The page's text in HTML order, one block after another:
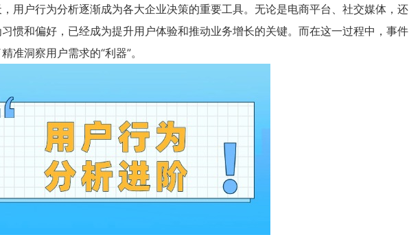
用户行为分析逐渐成为各大企业决策的重要工具。无论是电商平台、社交媒体，还
惯和偏好，已经成为提升用户体验和推动业务增长的关键。而在这一过程中，事件
准洞察用户需求的“利器”。